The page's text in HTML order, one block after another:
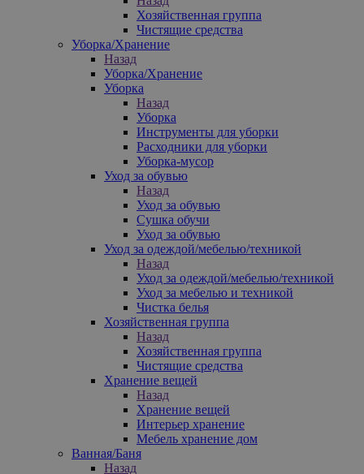
Хозяйственная группа
Чистящие средства
Уборка/Хранение
Назад
Уборка/Хранение
Уборка
Назад
Уборка
Инструменты для уборки
Расходники для уборки
Уборка-мусор
Уход за обувью
Назад
Уход за обувью
Сушка обучи
Уход за обувью
Уход за одеждой/мебелью/техникой
Назад
Уход за одеждой/мебелью/техникой
Уход за мебелью и техникой
Чистка белья
Хозяйственная группа
Назад
Хозяйственная группа
Чистящие средства
Хранение вещей
Назад
Хранение вещей
Интерьер хранение
Мебель хранение дом
Ванная/Баня
Назад